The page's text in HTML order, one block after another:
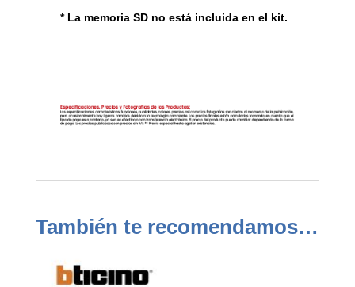
* La memoria SD no está incluida en el kit.
También te recomendamos…